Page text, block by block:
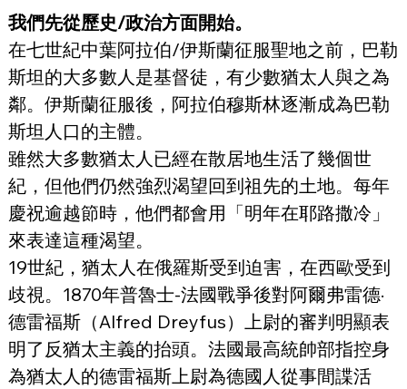
我們先從歷史/政治方面開始。
在七世紀中葉阿拉伯/伊斯蘭征服聖地之前，巴勒
斯坦的大多數人是基督徒，有少數猶太人與之為
鄰。伊斯蘭征服後，阿拉伯穆斯林逐漸成為巴勒
斯坦人口的主體。
雖然大多數猶太人已經在散居地生活了幾個世
紀，但他們仍然強烈渴望回到祖先的土地。每年
慶祝逾越節時，他們都會用「明年在耶路撒冷」
來表達這種渴望。
19世紀，猶太人在俄羅斯受到迫害，在西歐受到
歧視。1870年普魯士-法國戰爭後對阿爾弗雷德·
德雷福斯（Alfred Dreyfus）上尉的審判明顯表
明了反猶太主義的抬頭。法國最高統帥部指控身
為猶太人的德雷福斯上尉為德國人從事間諜活